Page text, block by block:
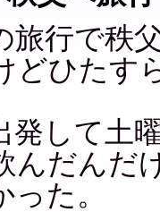
旅行で秩
どひたす
発して土
んだんだ
た。